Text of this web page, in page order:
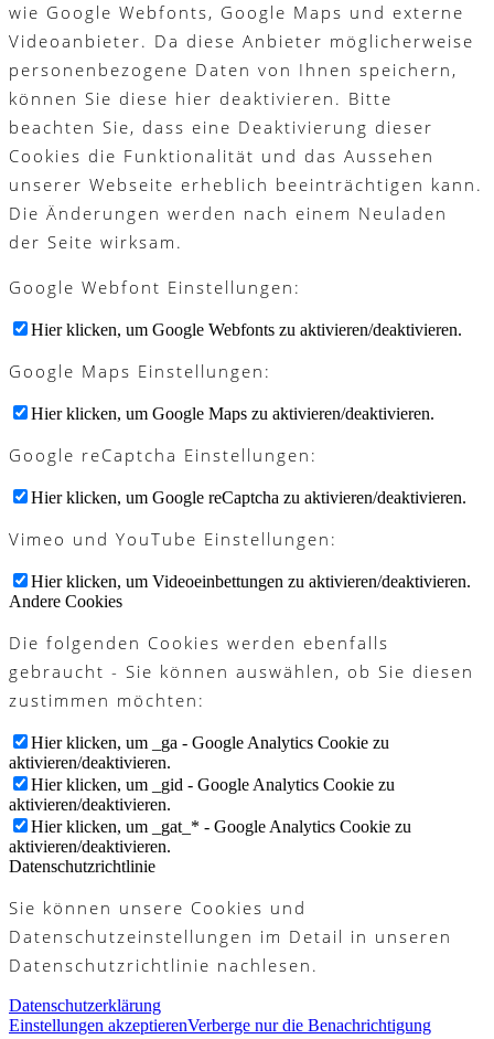
wie Google Webfonts, Google Maps und externe
Videoanbieter. Da diese Anbieter möglicherweise
personenbezogene Daten von Ihnen speichern,
können Sie diese hier deaktivieren. Bitte
beachten Sie, dass eine Deaktivierung dieser
Cookies die Funktionalität und das Aussehen
unserer Webseite erheblich beeinträchtigen kann.
Die Änderungen werden nach einem Neuladen
der Seite wirksam.
Google Webfont Einstellungen:
Hier klicken, um Google Webfonts zu aktivieren/deaktivieren.
Google Maps Einstellungen:
Hier klicken, um Google Maps zu aktivieren/deaktivieren.
Google reCaptcha Einstellungen:
Hier klicken, um Google reCaptcha zu aktivieren/deaktivieren.
Vimeo und YouTube Einstellungen:
Hier klicken, um Videoeinbettungen zu aktivieren/deaktivieren.
Andere Cookies
Die folgenden Cookies werden ebenfalls
gebraucht - Sie können auswählen, ob Sie diesen
zustimmen möchten:
Hier klicken, um _ga - Google Analytics Cookie zu
aktivieren/deaktivieren.
Hier klicken, um _gid - Google Analytics Cookie zu
aktivieren/deaktivieren.
Hier klicken, um _gat_* - Google Analytics Cookie zu
aktivieren/deaktivieren.
Datenschutzrichtlinie
Sie können unsere Cookies und
Datenschutzeinstellungen im Detail in unseren
Datenschutzrichtlinie nachlesen.
Datenschutzerklärung
Einstellungen akzeptierenVerberge nur die Benachrichtigung